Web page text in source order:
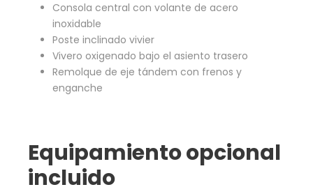
Consola central con volante de acero
inoxidable
Poste inclinado vivier
Vivero oxigenado bajo el asiento trasero
Remolque de eje tándem con frenos y
enganche
Equipamiento opcional
incluido